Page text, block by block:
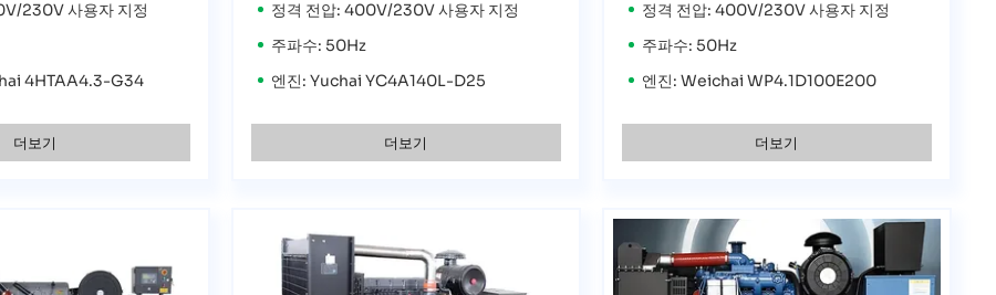
230V 사용자 지정
4HTAA4.3-G34
더보기
정격 전압: 400V/230V 사용자 지정
주파수: 50Hz
엔진: Yuchai YC4A140L-D25
더보기
정격 전압: 400V/230V 사용자 지정
주파수: 50Hz
엔진: Weichai WP4.1D100E200
더보기